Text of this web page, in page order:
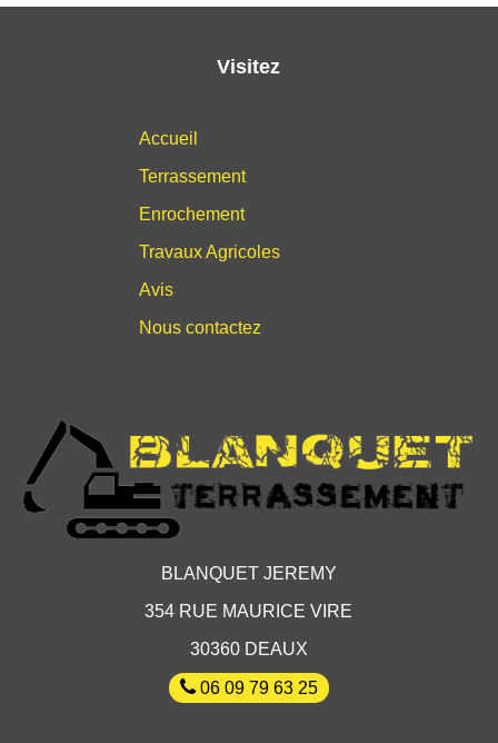
Visitez
Accueil
Terrassement
Enrochement
Travaux Agricoles
Avis
Nous contactez
BLANQUET JEREMY
354 RUE MAURICE VIRE
30360 DEAUX
06 09 79 63 25